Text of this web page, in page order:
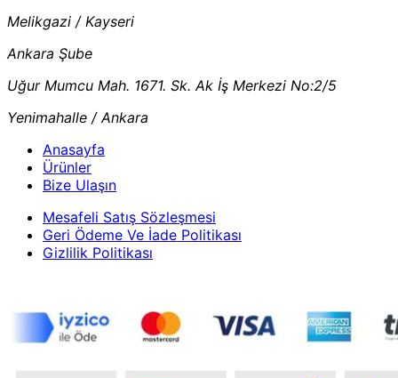
Melikgazi / Kayseri
Ankara Şube
Uğur Mumcu Mah. 1671. Sk. Ak İş Merkezi No:2/5
Yenimahalle / Ankara
Anasayfa
Ürünler
Bize Ulaşın
Mesafeli Satış Sözleşmesi
Geri Ödeme Ve İade Politikası
Gizlilik Politikası